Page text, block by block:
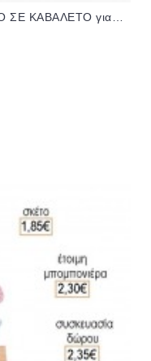
FRINDA KAHLO ΞΥΛΙΝΟ ΚΟΠΤΙΚΟ ΣΕ ΚΑΒΑΛΕΤΟ για μπομπονιέρες γούρι δώρο ΠΑΡ-Ρ237Κ/41159 2.40€!!!